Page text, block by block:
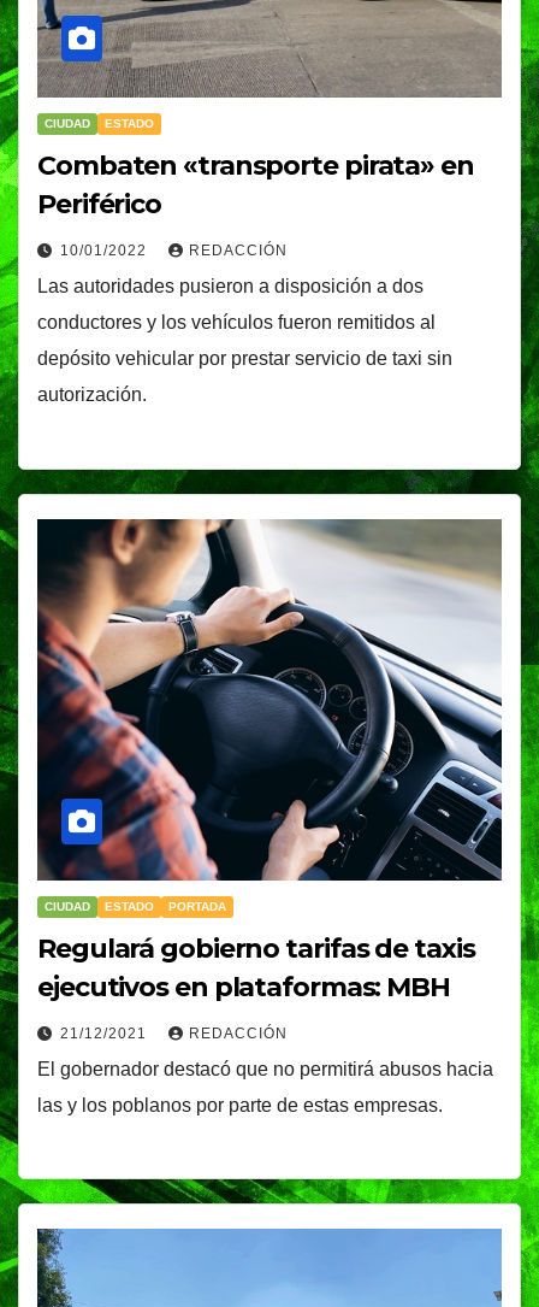
CIUDAD ESTADO
Combaten «transporte pirata» en
Periférico
10/01/2022 REDACCIÓN
Las autoridades pusieron a disposición a dos
conductores y los vehículos fueron remitidos al
depósito vehicular por prestar servicio de taxi sin
autorización.
CIUDAD ESTADO PORTADA
Regulará gobierno tarifas de taxis
ejecutivos en plataformas: MBH
21/12/2021 REDACCIÓN
El gobernador destacó que no permitirá abusos hacia
las y los poblanos por parte de estas empresas.